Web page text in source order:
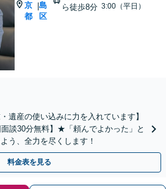
京
都
|島
区
ら徒歩8分 3:00（平日）
遺産の使い込みに力を入れています】
面談30分無料】★「頼んでよかった」と
う、全力を尽くします！
料金表を見る